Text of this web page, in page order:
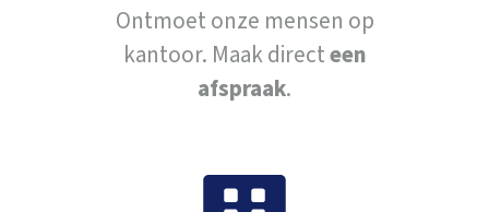
Ontmoet onze mensen op
kantoor. Maak directeen
afspraak.